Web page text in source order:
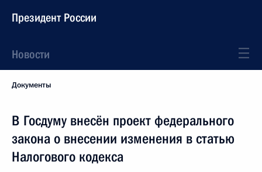
Президент России
Новости
Документы
В Госдуму внесён проект федерального
закона о внесении изменения в статью
Налогового кодекса